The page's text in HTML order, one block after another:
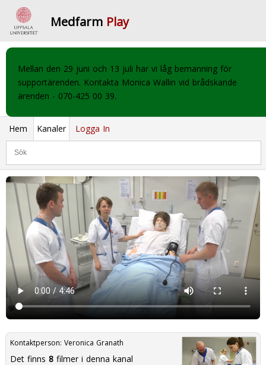
Medfarm Play
Mellan den 29 juni och 13 juli har vi låg bemanning för
supportärenden. Kontakta Monica Wallin vid brådskande
ärenden - 070-425 00 39.
Hem Kanaler Logga In
Kontaktperson: Veronica Granath
Det finns 8filmer i denna kanal